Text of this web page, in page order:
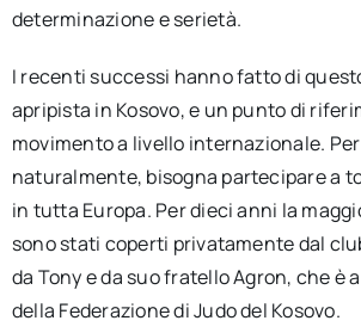
determinazione e serietà.
I recenti successi hanno fatto di
apripista in Kosovo, e un punto di
movimento a livello internazionale.
naturalmente, bisogna partecipare a
in tutta Europa. Per dieci anni la
sono stati coperti privatamente dal
da Tony e da suo fratello Agron, che è
della Federazione di Judo del Kosovo.